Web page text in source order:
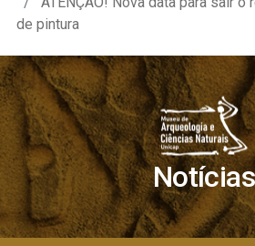
de pintura
Notícias